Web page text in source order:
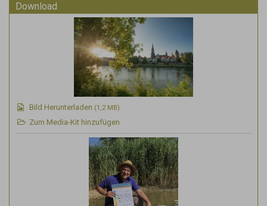
Download
Bild Herunterladen (1,2 MB)
Zum Media-Kit hinzufügen